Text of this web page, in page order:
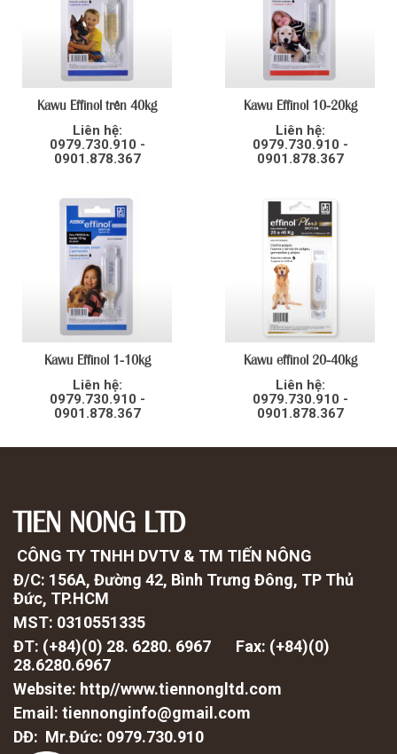
Kawu Effinol trên 40kg
Liên hệ:
0979.730.910 -
0901.878.367
Kawu Effinol 10-20kg
Liên hệ:
0979.730.910 -
0901.878.367
Kawu Effinol 1-10kg
Liên hệ:
0979.730.910 -
0901.878.367
Kawu effinol 20-40kg
Liên hệ:
0979.730.910 -
0901.878.367
TIEN NONG LTD
CÔNG TY TNHH DVTV & TM TIẾN NÔNG
Đ/C: 156A, Đường 42, Bình Trưng Đông, TP Thủ
Đức, TP.HCM
MST: 0310551335
ĐT: (+84)(0) 28. 6280. 6967 Fax: (+84)(0)
28.6280.6967
Website: http//www.tiennongltd.com
Email: tiennonginfo@gmail.com
DĐ: Mr.Đức: 0979.730.910